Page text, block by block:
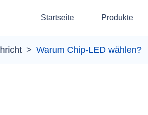
Startseite Produkte
Warum Chip-LED wählen?